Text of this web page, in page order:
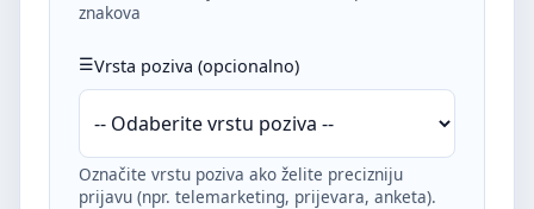
znakova
Vrsta poziva (opcionalno)
Označite vrstu poziva ako želite precizniju
prijavu (npr. telemarketing, prijevara, anketa).